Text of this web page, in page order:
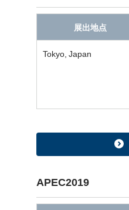
展出地点
Tokyo, Japan
APEC2019